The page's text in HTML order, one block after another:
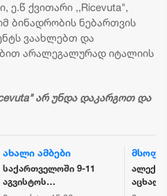
ე.წ ქვითარი ,,Ricevuta",
ბინადრობის ნებართვის
ვაახლებთ და
არალეგალურად იტალიის
არ უნდა დაკარგოთ და
ახალი ამბები
საქართველოში 9-11
აგვისტოს